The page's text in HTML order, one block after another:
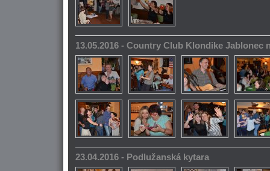
13.05.2016 - Country Club Klondike Jablonec
23.04.2016 - Podlužanská kytara